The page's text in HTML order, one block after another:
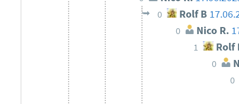
0 Rolf B
0 Nico R.
1 Rolf
0
0